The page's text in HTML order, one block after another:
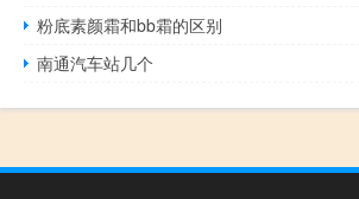
粉底素颜霜和bb霜的区别
南通汽车站几个